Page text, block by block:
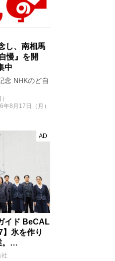
し、南相馬
慢』を開
中
念 NHKのど自
8月17日（月）
AD
イド BeCAL
氷を作り
。…
社